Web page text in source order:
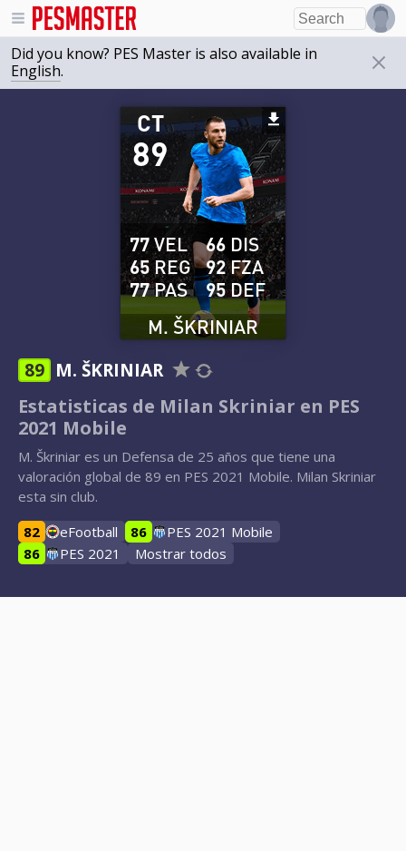
Did you know? PES Master is also available in
English.
89
CT
M. ŠKRINIAR
77VEL
65REG
77PAS
66 DIS
92FZA
95DEF
89 M. ŠKRINIAR
Estatisticas de Milan Skriniar en PES
2021 Mobile
M. Škriniar es un Defensa de 25 años que tiene una
valoración global de 89 en PES 2021 Mobile. Milan Skriniar
esta sin club.
82
eFootball 86
PES 2021 Mobile
86
PES 2021 Mostrar todos